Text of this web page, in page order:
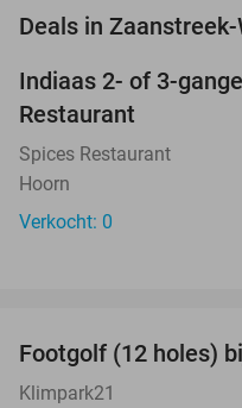
Deals in
TODAY
Indiaas 2- of 3-
Restaurant
Spices Restaurant
Hoorn
Verkocht: 0
NEW
TODAY
Footgolf (12 holes)
Klimpark21